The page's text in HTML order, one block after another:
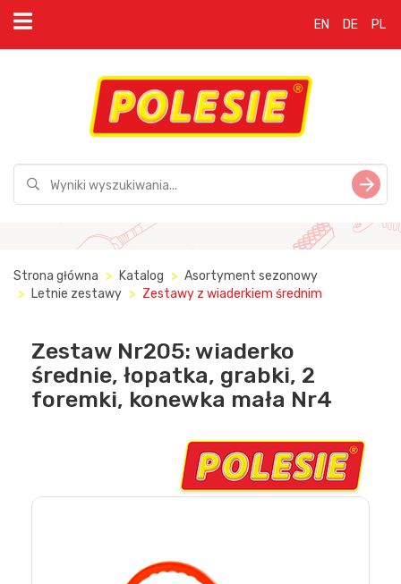
EN DE PL
Strona główna Katalog
Asortyment sezonowy
Letnie zestawy
Zestawy z wiaderkiem średnim
Zestaw Nr205: wiaderko
średnie, łopatka, grabki, 2
foremki, konewka mała Nr4